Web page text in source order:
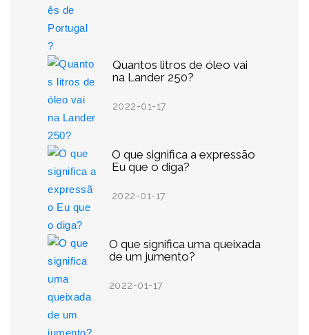
Quantos litros de óleo vai
na Lander 250?
2022-01-17
O que significa a expressão
Eu que o diga?
2022-01-17
O que significa uma queixada
de um jumento?
2022-01-17